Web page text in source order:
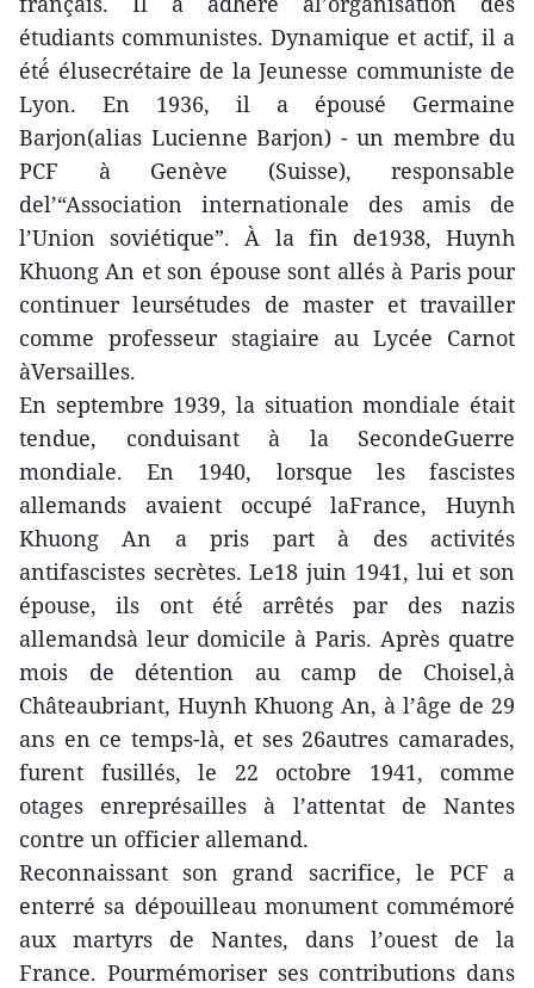
étudiants communistes. Dynamique et actif, il a
été́ élusecrétaire de la Jeunesse communiste de
Lyon. En 1936, il a épousé Germaine
Barjon(alias Lucienne Barjon) - un membre du
PCF à Genève (Suisse), responsable
del’“Association internationale des amis de
l’Union soviétique”. À la fin de1938, Huynh
Khuong An et son épouse sont allés à Paris pour
continuer leursétudes de master et travailler
comme professeur stagiaire au Lycée Carnot
àVersailles.
En septembre 1939, la situation mondiale était
tendue, conduisant à la SecondeGuerre
mondiale. En 1940, lorsque les fascistes
allemands avaient occupé laFrance, Huynh
Khuong An a pris part à des activités
antifascistes secrètes. Le18 juin 1941, lui et son
épouse, ils ont été́ arrêtés par des nazis
allemandsà leur domicile à Paris. Après quatre
mois de détention au camp de Choisel,à
Châteaubriant, Huynh Khuong An, à l’âge de 29
ans en ce temps-là, et ses 26autres camarades,
furent fusillés, le 22 octobre 1941, comme
otages enreprésailles à l’attentat de Nantes
contre un officier allemand.
Reconnaissant son grand sacrifice, le PCF a
enterré sa dépouilleau monument commémoré
aux martyrs de Nantes, dans l’ouest de la
France. Pourmémoriser ses contributions dans